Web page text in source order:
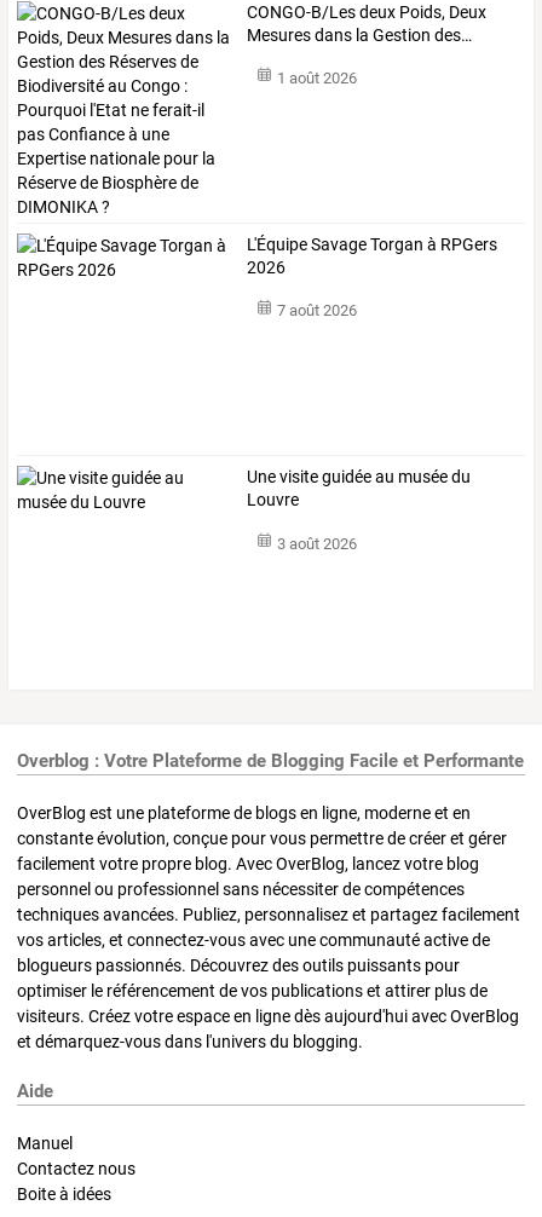
CONGO-B/Lesdeux Poids, Deux
Mesuresdans la Gestion des…
1 août 2026
L'Équipe Savage Torgan à RPGers
2026
7 août 2026
Une visite guidée au musée du
Louvre
3 août 2026
Overblog : Votre Plateforme de Blogging Facile et Performante
OverBlog est une plateforme de blogs en ligne, moderne et en
constante évolution, conçue pour vous permettre de créer et gérer
facilement votre propre blog. Avec OverBlog, lancez votre blog
personnel ou professionnel sans nécessiter de compétences
techniques avancées. Publiez, personnalisez et partagez facilement
vos articles, et connectez-vous avec une communauté active de
blogueurs passionnés. Découvrez des outils puissants pour
optimiser le référencement de vos publications et attirer plus de
visiteurs. Créez votre espace en ligne dès aujourd'hui avec OverBlog
et démarquez-vous dans l'univers du blogging.
Aide
Manuel
Contactez nous
Boite à idées